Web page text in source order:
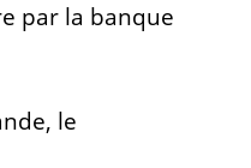
par la banque
le